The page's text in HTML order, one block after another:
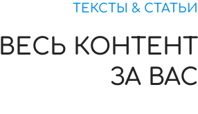
ТЕКСТЫ & СТАТЬИ
ВЕСЬ КОНТЕНТ
ЗА ВАС